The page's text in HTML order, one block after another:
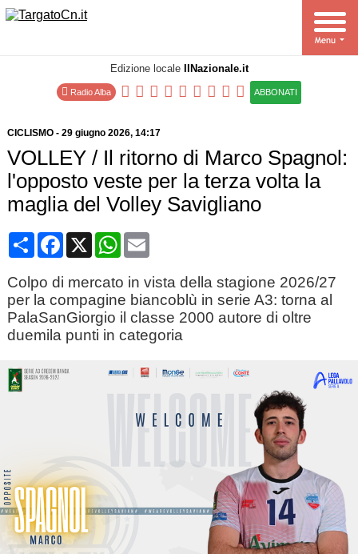
Edizione locale IlNazionale.it
Radio Alba ABBONATI
CICLISMO- 29 giugno 2026, 14:17
VOLLEY / Il ritorno di Marco Spagnol:
l'opposto veste per la terza volta la
maglia del Volley Savigliano
CondividiFacebook
X WhatsApp
Email
Colpo di mercato in vista della stagione 2026/27
per la compagine biancoblù in serie A3: torna al
PalaSanGiorgio il classe 2000 autore di oltre
duemila punti in categoria